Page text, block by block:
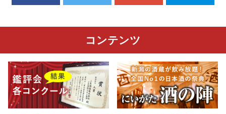
コンテンツ